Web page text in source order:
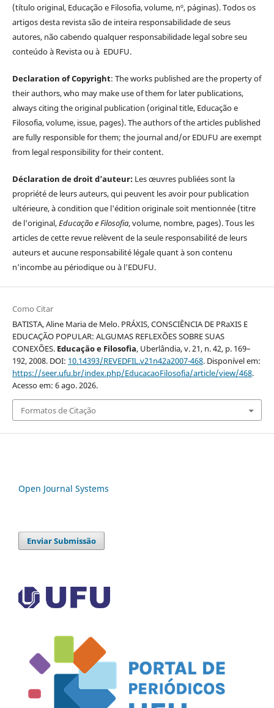
(título original, Educação e Filosofia, volume, nº, páginas). Todos os
artigos desta revista são de inteira responsabilidade de seus
autores, não cabendo qualquer responsabilidade legal sobre seu
conteúdo à Revista ou à EDUFU.
Declaration of Copyright: The works published are the property of
their authors, who may make use of them for later publications,
always citing the original publication (original title, Educação e
Filosofia, volume, issue, pages). The authors of the articles published
are fully responsible for them; the journal and/or EDUFU are exempt
from legal responsibility for their content.
Déclaration de droit d’auteur: Les œuvres publiées sont la
propriété de leurs auteurs, qui peuvent les avoir pour publication
ultérieure, à condition que l'édition originale soit mentionnée (titre
de l'original,Educação e Filosofia, volume, nombre, pages). Tous les
articles de cette revue relèvent de la seule responsabilité de leurs
auteurs et aucune responsabilité légale quant à son contenu
n'incombe au périodique ou à l’EDUFU.
Como Citar
BATISTA, Aline Maria de Melo. PRÁXIS, CONSCIÊNCIA DE PRaXIS E
EDUCAÇÃO POPULAR: ALGUMAS REFLEXÕES SOBRE SUAS
CONEXÕES. Educação e Filosofia, Uberlândia, v. 21, n. 42, p. 169–
192, 2008. DOI: 10.14393/REVEDFIL.v21n42a2007-468. Disponível em:
https://seer.ufu.br/index.php/EducacaoFilosofia/article/view/468.
Acesso em: 6 ago. 2026.
Formatos de Citação
Open Journal Systems
Enviar Submissão